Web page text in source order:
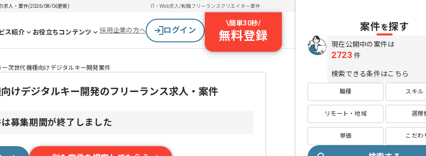
求人・案件(2026/08/06更新) IT・Web求人/転職フリーランスクリエイター案件
ス紹介 お役立ちコンテンツ 採用企業の方へ ログイン
\簡単30秒/
無料登録
ー次世代機種向けデジタルキー開発案件
けデジタルキー開発のフリーランス求人・案件
募集期間が終了しました
案件を探す
現在公開中の案件は
2723 件
検索できる条件はこちら
職種 スキル
リモート・地域 週稼
単価 こだわ